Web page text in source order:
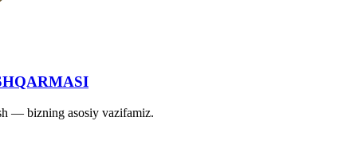
— bizning asosiy vazifamiz.